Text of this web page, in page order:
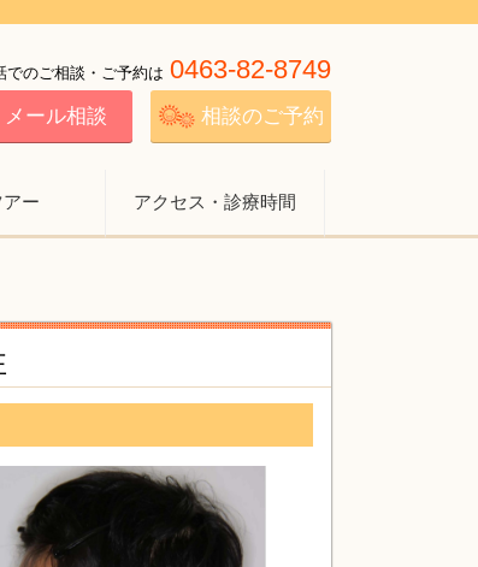
でのご相談・ご予約は 0463-82-8749
メール相談 相談のご予約
ー アクセス・診療時間